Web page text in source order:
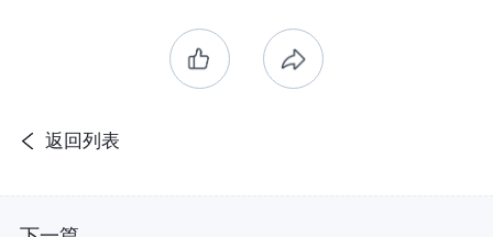
返回列表